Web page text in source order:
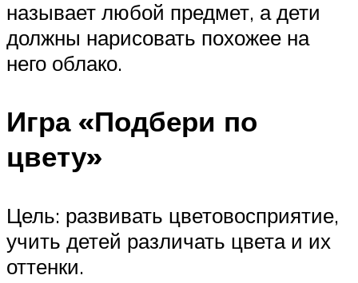
называет любой предмет, а дети
должны нарисовать похожее на
него облако.
Игра «Подбери по
цвету»
Цель: развивать цветовосприятие,
учить детей различать цвета и их
оттенки.